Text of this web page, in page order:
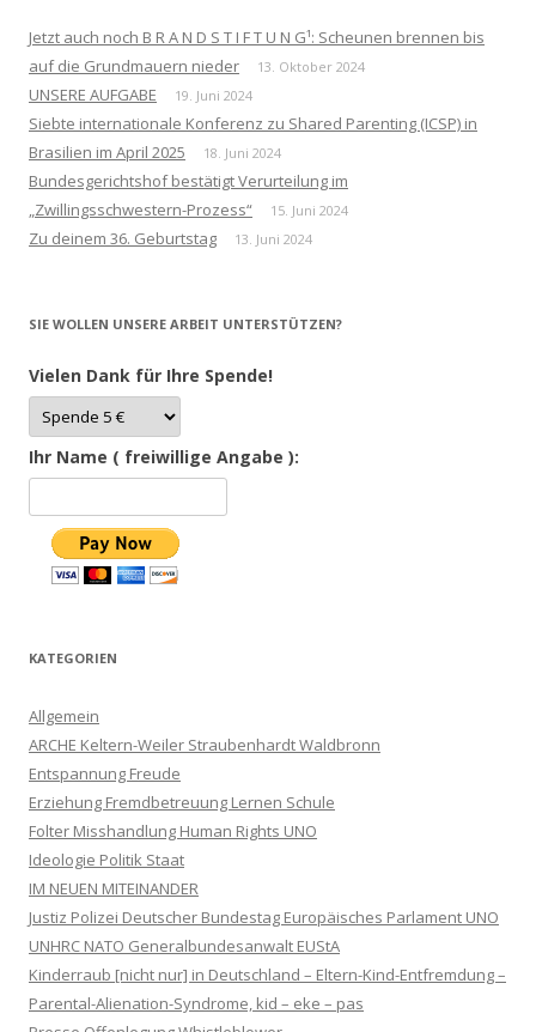
Jetzt auch noch B R A N D S T I F T U N G¹: Scheunen brennen bis
auf die Grundmauern nieder
13. Oktober 2024
UNSERE AUFGABE 19. Juni 2024
Siebte internationale Konferenz zu Shared Parenting (ICSP) in
Brasilien im April 2025
18. Juni 2024
Bundesgerichtshof bestätigt Verurteilung im
„Zwillingsschwestern-Prozess“
15. Juni 2024
Zu deinem 36. Geburtstag 13. Juni 2024
SIE WOLLEN UNSERE ARBEIT UNTERSTÜTZEN?
Vielen Dank für Ihre Spende!
Ihr Name ( freiwillige Angabe ):
KATEGORIEN
Allgemein
ARCHE Keltern-Weiler Straubenhardt Waldbronn
Entspannung Freude
Erziehung Fremdbetreuung Lernen Schule
Folter Misshandlung Human Rights UNO
Ideologie Politik Staat
IM NEUEN MITEINANDER
Justiz Polizei Deutscher Bundestag Europäisches Parlament UNO
UNHRC NATO Generalbundesanwalt EUStA
Kinderraub [nicht nur] in Deutschland – Eltern-Kind-Entfremdung –
Parental-Alienation-Syndrome, kid – eke – pas